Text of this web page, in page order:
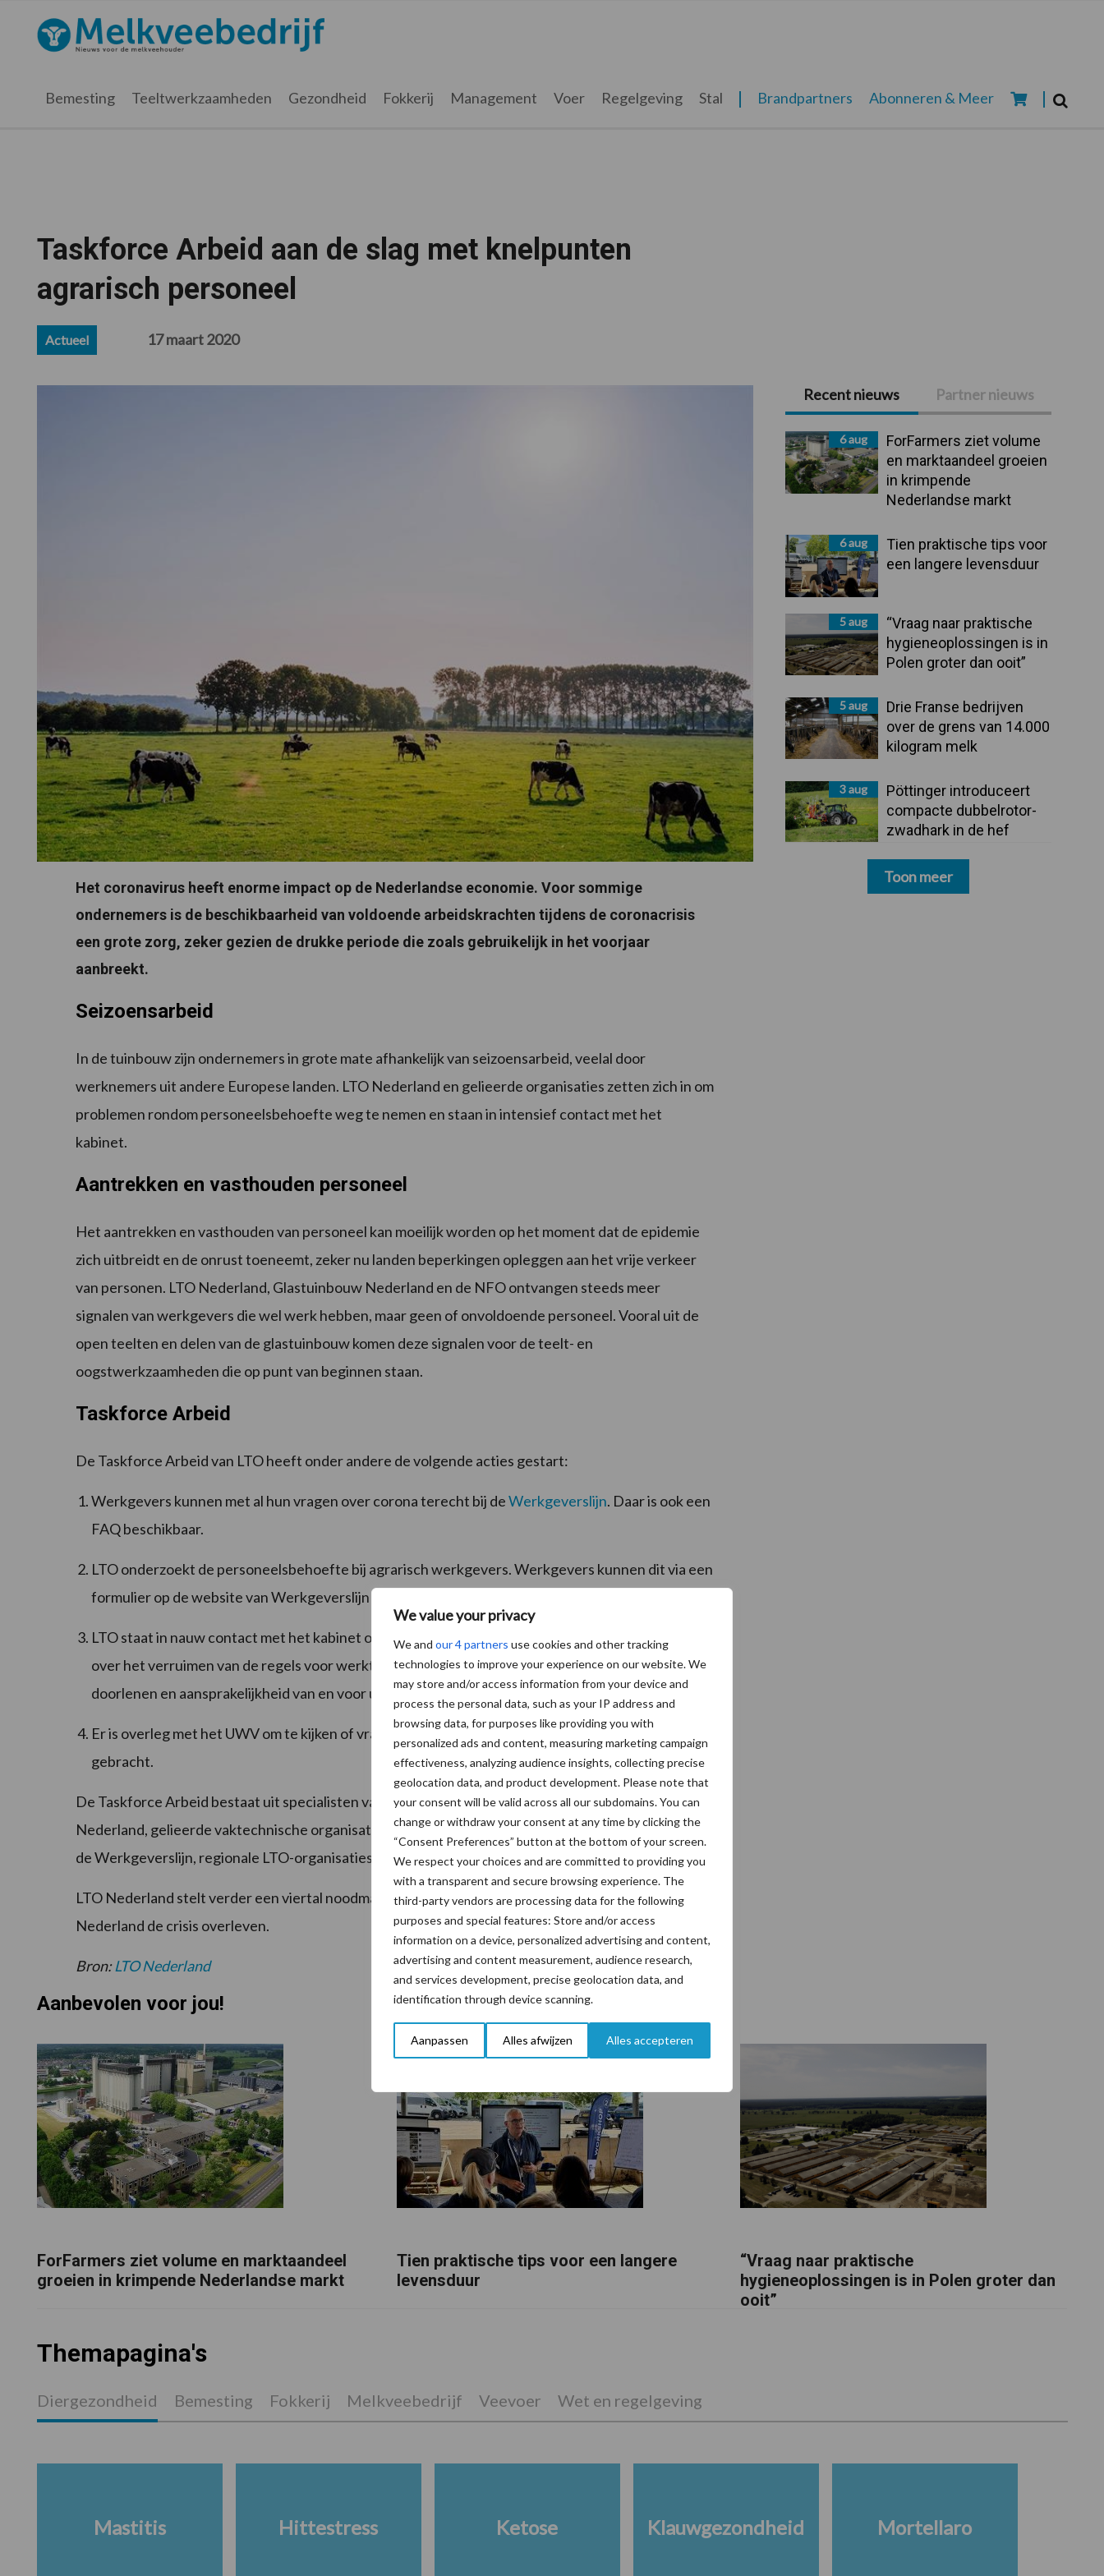
We value your privacy
We and our 4 partners use cookies and other tracking
technologies to improve your experience on our website. We
may store and/or access information from your device and
process the personal data, such as your IP address and
browsing data, for purposes like providing you with
personalized ads and content, measuring marketing campaign
effectiveness, analyzing audience insights, collecting precise
geolocation data, and product development. Please note that
your consent will be valid across all our subdomains. You can
change or withdraw your consent at any time by clicking the
“Consent Preferences” button at the bottom of your screen.
We respect your choices and are committed to providing you
with a transparent and secure browsing experience. The
third-party vendors are processing data for the following
purposes and special features: Store and/or access
information on a device, personalized advertising and content,
advertising and content measurement, audience research,
and services development, precise geolocation data, and
identification through device scanning.
Aanpassen Alles afwijzen Alles accepteren
hoofdnavigatie
hoofd
eerste
voettekst
Melkveebedrijf.nl
Bemesting Teeltwerkzaamheden Gezondheid Fokkerij Management Voer Regelgeving Stal Brandpartners Abonneren & Meer
Taskforce Arbeid aan de slag met knelpunten
agrarisch personeel
Actueel 17 maart 2020
Het coronavirus heeft enorme impact op de Nederlandse economie. Voor sommige
ondernemers is de beschikbaarheid van voldoende arbeidskrachten tijdens de coronacrisis
een grote zorg, zeker gezien de drukke periode die zoals gebruikelijk in het voorjaar
aanbreekt.
Seizoensarbeid
In de tuinbouw zijn ondernemers in grote mate afhankelijk van seizoensarbeid, veelal door
werknemers uit andere Europese landen. LTO Nederland en gelieerde organisaties zetten zich in om
problemen rondom personeelsbehoefte weg te nemen en staan in intensief contact met het
kabinet.
Aantrekken en vasthouden personeel
Het aantrekken en vasthouden van personeel kan moeilijk worden op het moment dat de epidemie
zich uitbreidt en de onrust toeneemt, zeker nu landen beperkingen opleggen aan het vrije verkeer
van personen. LTO Nederland, Glastuinbouw Nederland en de NFO ontvangen steeds meer
signalen van werkgevers die wel werk hebben, maar geen of onvoldoende personeel. Vooral uit de
open teelten en delen van de glastuinbouw komen deze signalen voor de teelt- en
oogstwerkzaamheden die op punt van beginnen staan.
Taskforce Arbeid
De Taskforce Arbeid van LTO heeft onder andere de volgende acties gestart:
Werkgevers kunnen met al hun vragen over corona terecht bij deWerkgeverslijn. Daar is ook een
FAQ beschikbaar.
LTO onderzoekt de personeelsbehoefte bij agrarisch werkgevers. Werkgevers kunnen dit via een
formulier op de website van Werkgeverslijn
LTO staat in nauw contact met het kabinet over maatregelen met het ministerie van Sociale Zaken
over het verruimen van de regels voor werktijdverkorting en met de Inspectie SZW over
doorlenen en aansprakelijkheid van en voor uitzendkrachten.
Er is overleg met het UWV om te kijken of vraag en aanbod eenvoudig bij elkaar kan worden
gebracht.
De Taskforce Arbeid bestaat uit specialisten van het Sociaaleconomisch Beleidsteam van LTO
Nederland, gelieerde vaktechnische organisaties zoals Glastuinbouw Nederland, NFO, KAVB, POV,
de Werkgeverslijn, regionale LTO-organisaties en LTO Arbeidskracht.
LTO Nederland stelt verder een viertal noodmaatregelen voor zodat boeren en tuinders in
Nederland de crisis overleven.
Bron:LTO Nederland
Primaire
Sidebar
Recent nieuws Partner nieuws
6 aug
ForFarmers ziet volume
en marktaandeel groeien
in krimpende
Nederlandse markt
6 aug
Tien praktische tips voor
een langere levensduur
5 aug
“Vraag naar praktische
hygieneoplossingen is in
Polen groter dan ooit”
5 aug
Drie Franse bedrijven
over de grens van 14.000
kilogram melk
3 aug
Pöttinger introduceert
compacte dubbelrotor-
zwadhark in de hef
Toon meer
Aanbevolen voor jou!
ForFarmers ziet volume en marktaandeel
groeien in krimpende Nederlandse markt
Tien praktische tips voor een langere
levensduur
“Vraag naar praktische
hygieneoplossingen is in Polen groter dan
ooit”
Themapagina's
Diergezondheid Bemesting Fokkerij Melkveebedrijf Veevoer Wet en regelgeving
Mastitis Hittestress Ketose Klauwgezondheid Mortellaro